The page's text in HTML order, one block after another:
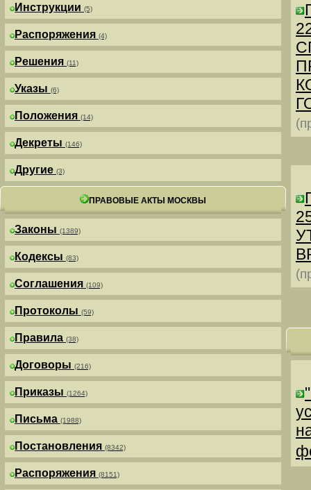
Инструкции (5)
Распоряжения (4)
Решения (11)
Указы (6)
Положения (14)
Декреты (146)
Другие (3)
ПРАВОВЫЕ АКТЫ МОСКВЫ
Законы (1389)
Кодексы (83)
Соглашения (109)
Протоколы (59)
Правила (38)
Договоры (216)
Приказы (1264)
Письма (1988)
Постановления (8342)
Распоряжения (8151)